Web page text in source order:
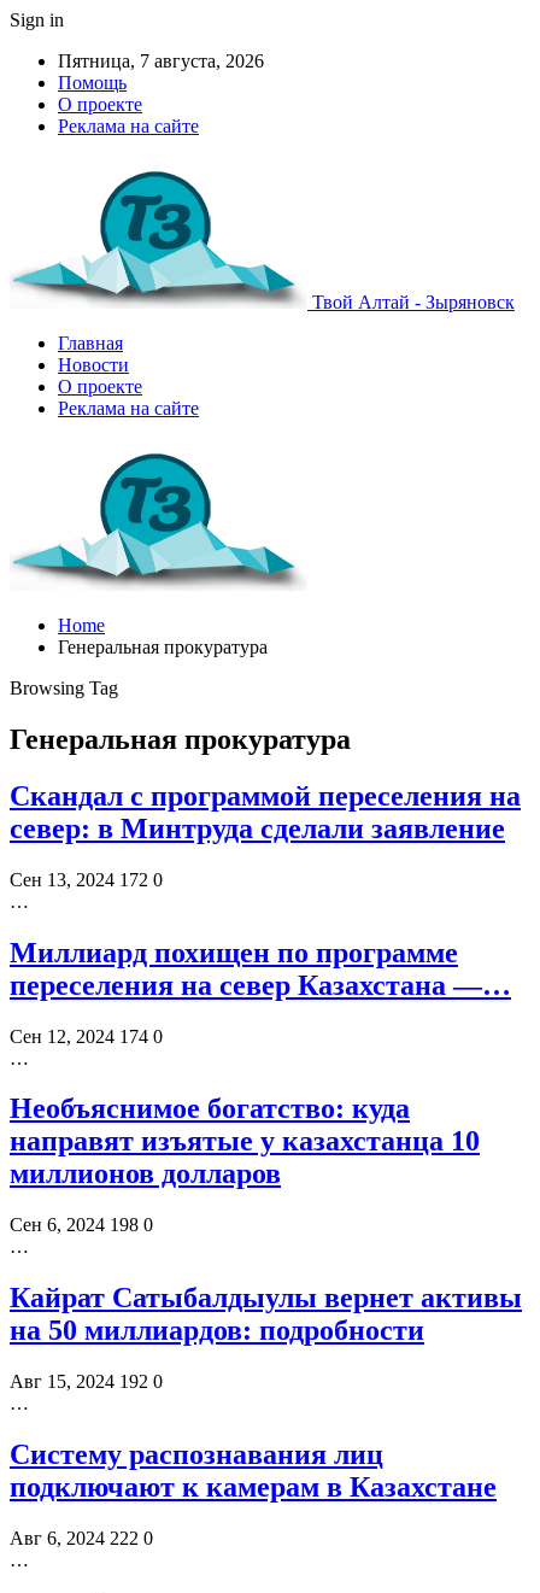
Sign in
Пятница, 7 августа, 2026
Помощь
О проекте
Реклама на сайте
Твой Алтай - Зыряновск
Главная
Новости
О проекте
Реклама на сайте
Home
Генеральная прокуратура
Browsing Tag
Генеральная прокуратура
Скандал с программой переселения на
север: в Минтруда сделали заявление
Сен 13, 2024 172 0
…
Миллиард похищен по программе
переселения на север Казахстана —…
Сен 12, 2024 174 0
…
Необъяснимое богатство: куда
направят изъятые у казахстанца 10
миллионов долларов
Сен 6, 2024 198 0
…
Кайрат Сатыбалдыулы вернет активы
на 50 миллиардов: подробности
Авг 15, 2024 192 0
…
Систему распознавания лиц
подключают к камерам в Казахстане
Авг 6, 2024 222 0
…